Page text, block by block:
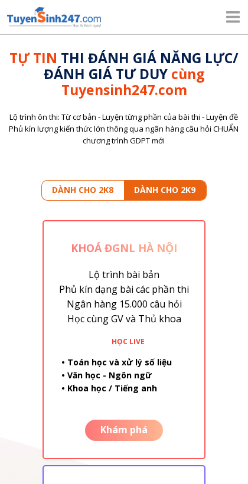
TỰ TIN THI ĐÁNH GIÁ NĂNG LỰC/
ĐÁNH GIÁ TƯ DUY cùng
Tuyensinh247.com
Lộ trình ôn thi: Từ cơ bản - Luyện từng phần của bài thi - Luyện đề
Phủ kín lượng kiến thức lớn thông qua ngân hàng câu hỏi CHUẨN
chương trình GDPT mới
DÀNH CHO 2K8 DÀNH CHO 2K9
KHOÁ ĐGNL HÀ NỘI
Lộ trình bài bản
Phủ kín dạng bài các phần thi
Ngân hàng 15.000 câu hỏi
Học cùng GV và Thủ khoa
• Toán học và xử lý số liệu
• Văn học - Ngôn ngữ
• Khoa học / Tiếng anh
Khám phá
HỌC LIVE